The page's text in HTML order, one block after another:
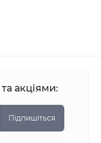
акціями:
Підпишіться